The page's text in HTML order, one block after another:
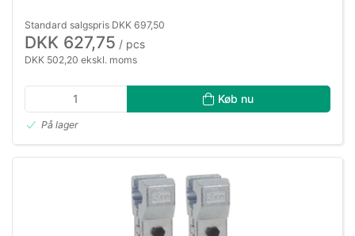
Standard salgspris DKK 697,50
DKK 627,75 / pcs
DKK 502,20 ekskl. moms
Køb nu
På lager